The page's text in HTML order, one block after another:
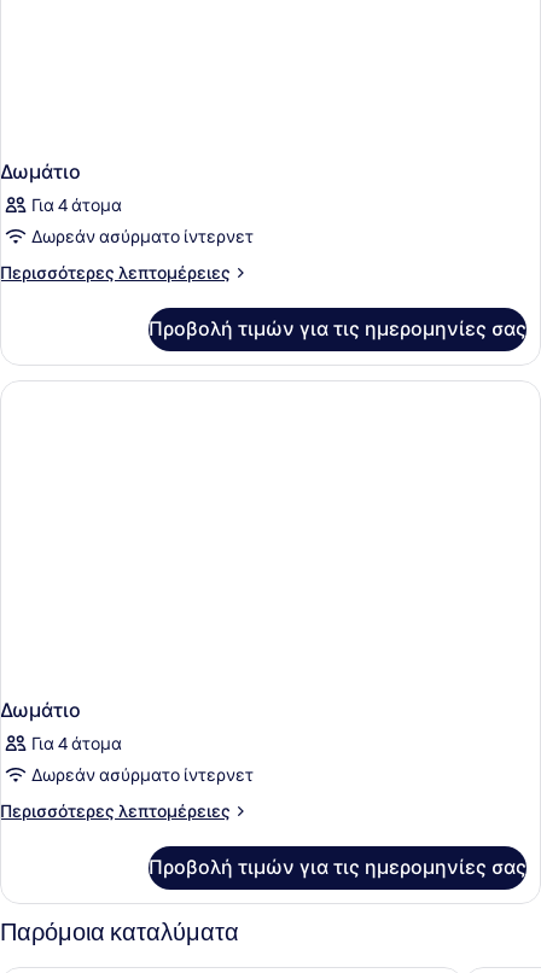
Δωμάτιο
Για 4 άτομα
Δωρεάν ασύρματο ίντερνετ
Περισσότερες λεπτομέρειες
Περισσότερες
Προβολή τιμών για τις ημερομηνίες σας
Δωμάτιο
Για 4 άτομα
Δωρεάν ασύρματο ίντερνετ
Περισσότερες λεπτομέρειες
Περισσότερες
Προβολή τιμών για τις ημερομηνίες σας
Παρόμοια καταλύματα